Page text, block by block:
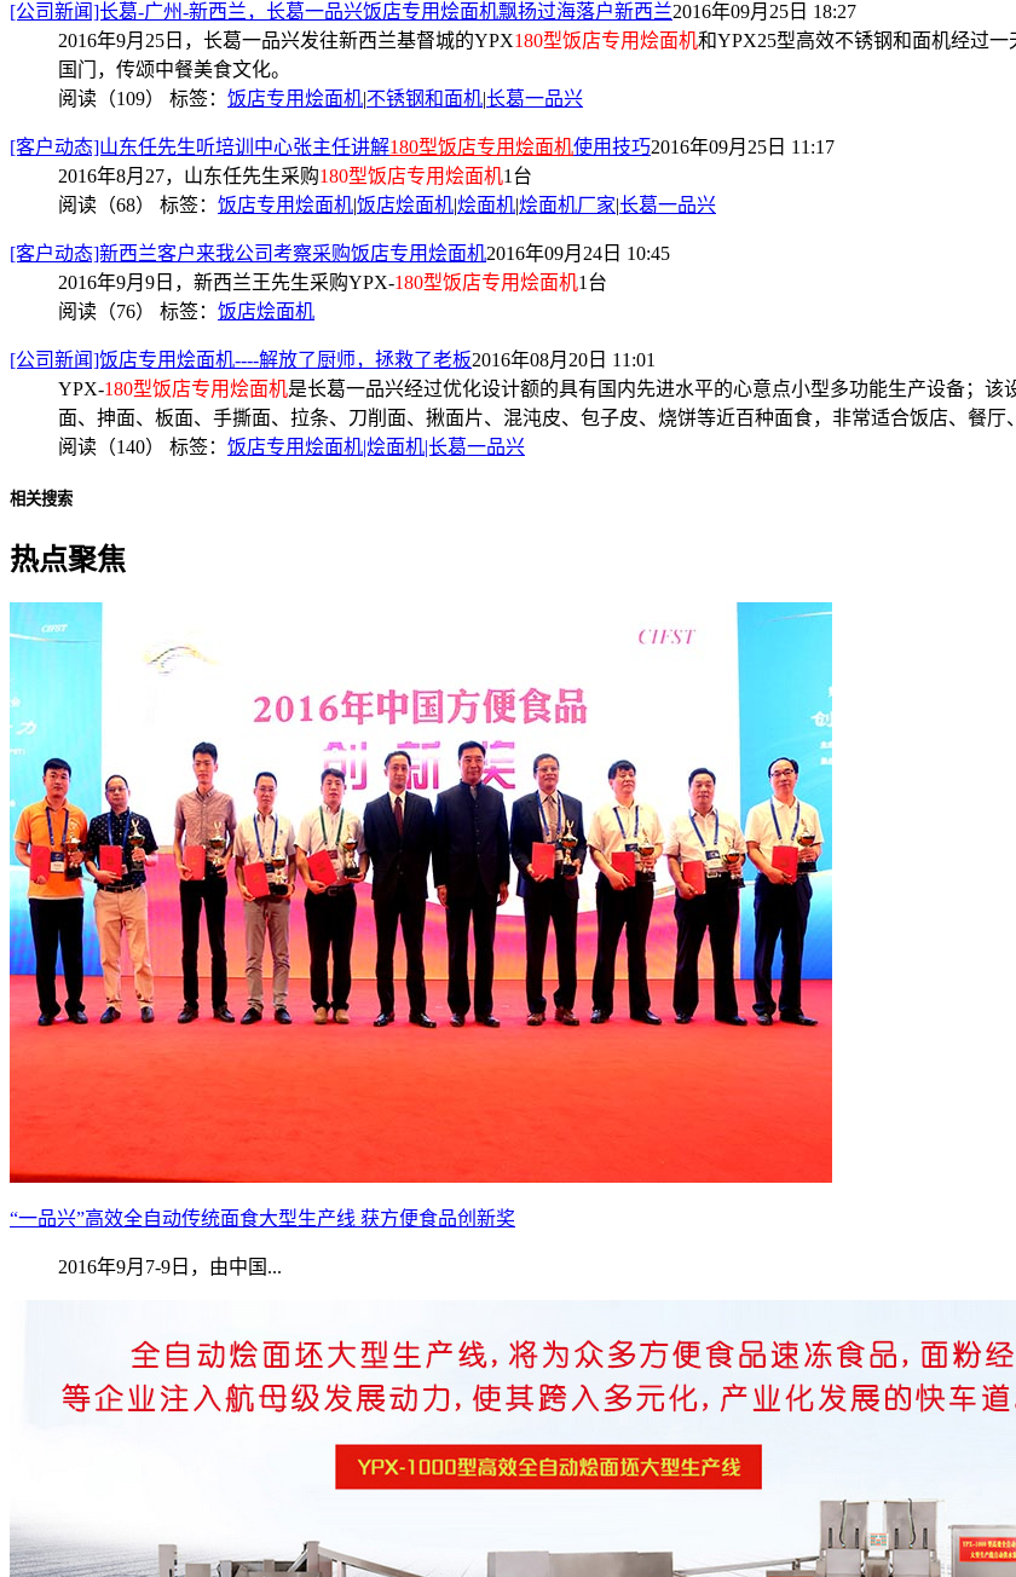
[公司新闻]长葛-广州-新西兰，长葛一品兴饭店专用烩面机飘扬过海落户新西兰2016年09月25日 18:27
2016年9月25日，长葛一品兴发往新西兰基督城的YPX180型饭店专用烩面机和YPX25型高效不锈钢和面机经过
国门，传颂中餐美食文化。
阅读（109） 标签： 饭店专用烩面机|不锈钢和面机|长葛一品兴
[客户动态]山东任先生听培训中心张主任讲解180型饭店专用烩面机使用技巧2016年09月25日 11:17
2016年8月27，山东任先生采购180型饭店专用烩面机1台
阅读（68） 标签： 饭店专用烩面机|饭店烩面机|烩面机|烩面机厂家|长葛一品兴
[客户动态]新西兰客户来我公司考察采购饭店专用烩面机2016年09月24日 10:45
2016年9月9日，新西兰王先生采购YPX-180型饭店专用烩面机1台
阅读（76） 标签： 饭店烩面机
[公司新闻]饭店专用烩面机----解放了厨师，拯救了老板2016年08月20日 11:01
YPX-180型饭店专用烩面机是长葛一品兴经过优化设计额的具有国内先进水平的心意点小型多功能生产设备；
面、抻面、板面、手撕面、拉条、刀削面、揪面片、混沌皮、包子皮、烧饼等近百种面食，非常适合饭店、餐厅
阅读（140） 标签： 饭店专用烩面机|烩面机|长葛一品兴
相关搜索
热点聚焦
“一品兴”高效全自动传统面食大型生产线 获方便食品创新奖
2016年9月7-9日，由中国...